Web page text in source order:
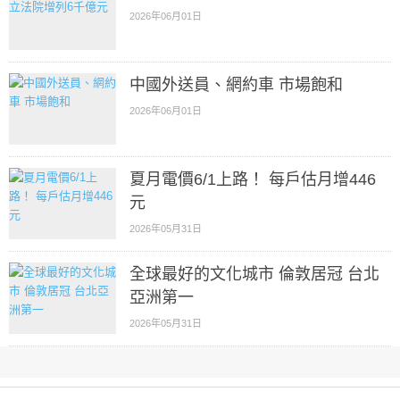
2026年06月01日
中國外送員、網約車 市場飽和
2026年06月01日
夏月電價6/1上路！ 每戶估月增446
元
2026年05月31日
全球最好的文化城市 倫敦居冠 台北
亞洲第一
2026年05月31日